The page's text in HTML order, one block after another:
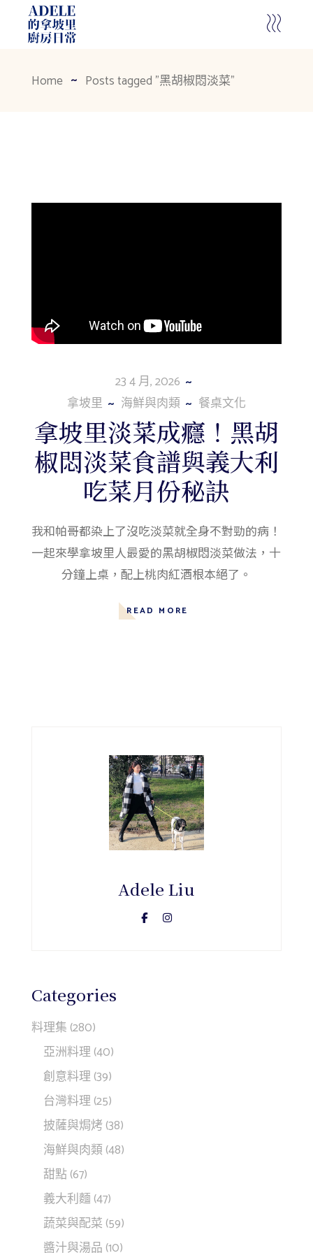
Home Posts tagged "黑胡椒悶淡菜"
23 4 月, 2026
拿坡里
海鮮與肉類 餐桌文化
拿坡里淡菜成癮！黑胡
椒悶淡菜食譜與義大利
吃菜月份秘訣
我和帕哥都染上了沒吃淡菜就全身不對勁的病！
一起來學拿坡里人最愛的黑胡椒悶淡菜做法，十
分鐘上桌，配上桃肉紅酒根本絕了。
READ MORE
Adele Liu
Categories
料理集 (280)
亞洲料理(40)
創意料理(39)
台灣料理(25)
披薩與焗烤(38)
海鮮與肉類 (48)
甜點(67)
義大利麵 (47)
蔬菜與配菜 (59)
醬汁與湯品 (10)